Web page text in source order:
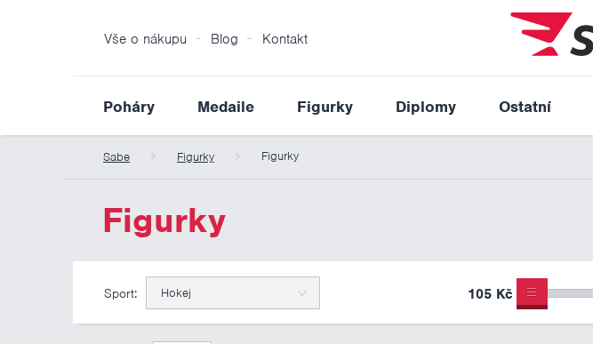
Vše o nákupu Blog Kontakt
Poháry Medaile Figurky Diplomy Ostatní
Sabe Figurky Figurky
Figurky
Sport: Hokej 105 Kč